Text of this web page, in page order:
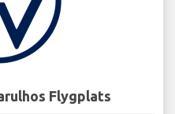
Flygplats